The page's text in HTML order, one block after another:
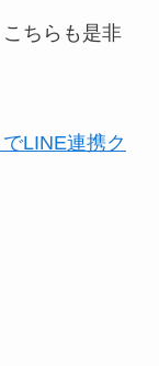
ちらも是非
LINE連携ク